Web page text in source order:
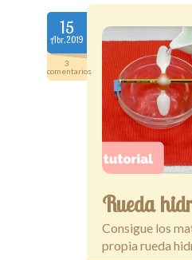
15
Abr.2019
3
comentarios
Rueda
Consigue los
propia rueda